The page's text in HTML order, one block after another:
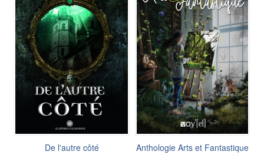
De l'autre côté Anthologie Arts et Fantastique